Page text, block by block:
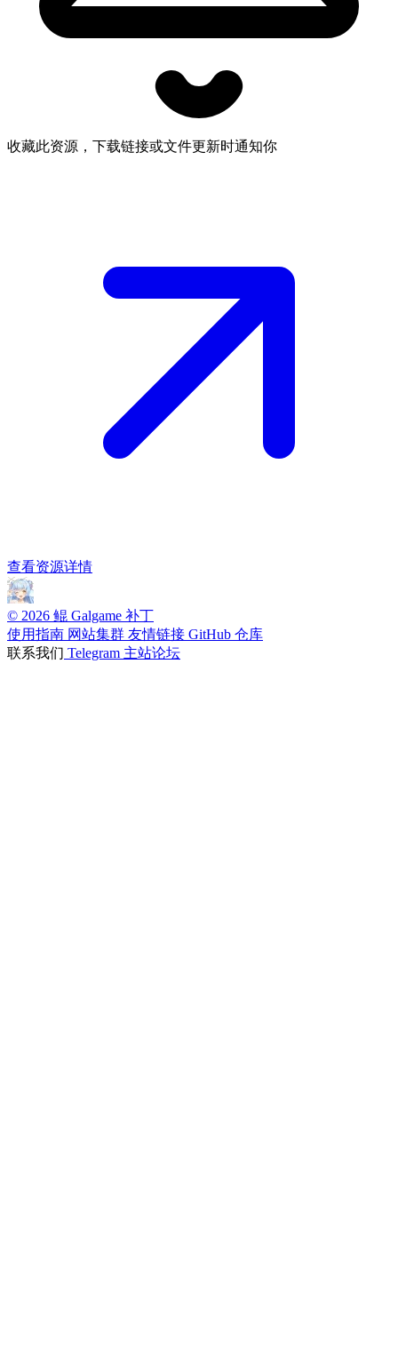
收藏此资源，下载链接或文件更新时通知你
查看资源详情
© 2026 鲲 Galgame 补丁
使用指南 网站集群 友情链接 GitHub 仓库
联系我们 Telegram 主站论坛